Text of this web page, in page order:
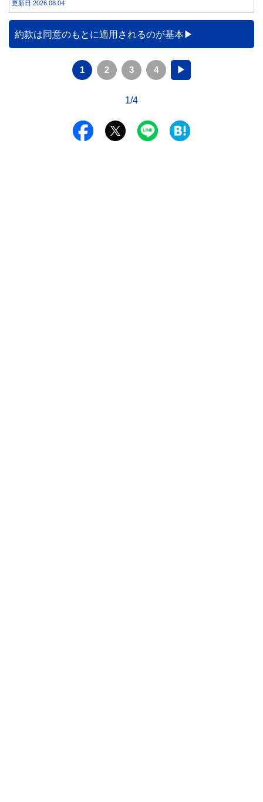
更新日:2026.08.04
約款は同意のもとに適用されるのが基本
1 2 3 4 ▶
1/4